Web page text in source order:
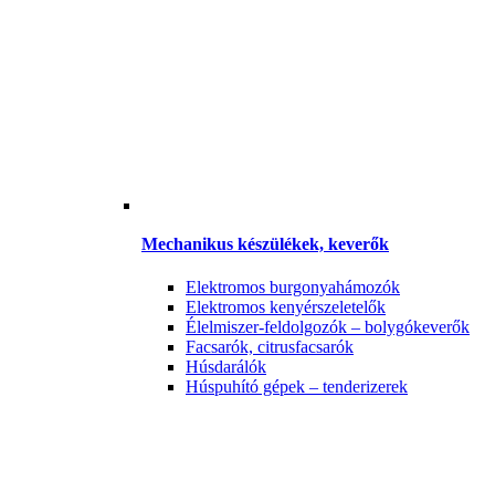
Mechanikus készülékek, keverők
Elektromos burgonyahámozók
Elektromos kenyérszeletelők
Élelmiszer-feldolgozók – bolygókeverők
Facsarók, citrusfacsarók
Húsdarálók
Húspuhító gépek – tenderizerek